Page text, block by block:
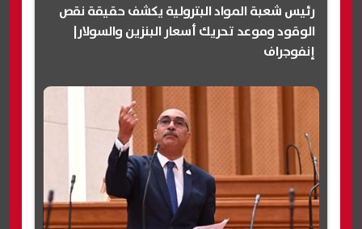
رئيس شعبة المواد البترولية يكشف حقيقة نقص
الوقود وموعد تحريك أسعار البنزين والسولار|
إنفوجراف